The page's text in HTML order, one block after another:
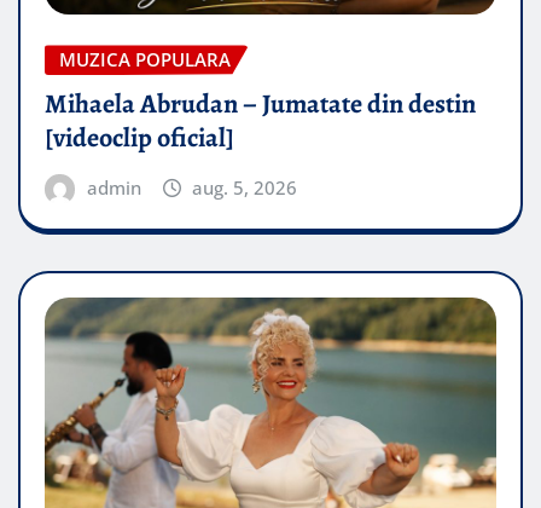
MUZICA POPULARA
Mihaela Abrudan – Jumatate din destin
[videoclip oficial]
admin aug. 5, 2026